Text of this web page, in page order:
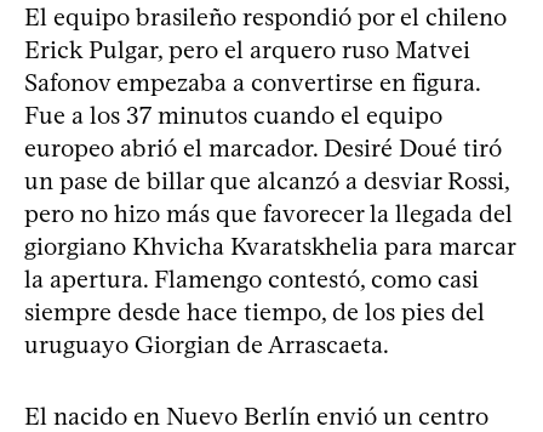
El equipo brasileño respondió por el chileno
Erick Pulgar, pero el arquero ruso Matvei
Safonov empezaba a convertirse en figura.
Fue a los 37 minutos cuando el equipo
europeo abrió el marcador. Desiré Doué tiró
un pase de billar que alcanzó a desviar Rossi,
pero no hizo más que favorecer la llegada del
giorgiano Khvicha Kvaratskhelia para marcar
la apertura. Flamengo contestó, como casi
siempre desde hace tiempo, de los pies del
uruguayo Giorgian de Arrascaeta.
El nacido en Nuevo Berlín envió un centro